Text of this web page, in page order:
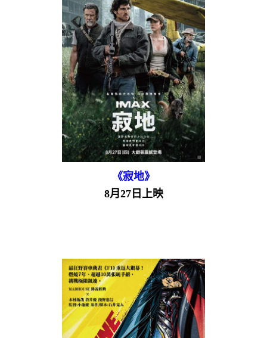
《寂地》
8月27日上映